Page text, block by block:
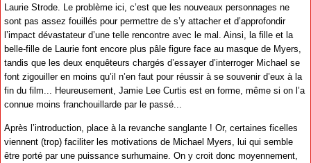
Laurie Strode. Le problème ici, c’est que les nouveaux personnages ne
sont pas assez fouillés pour permettre de s’y attacher et d’approfondir
l’impact dévastateur d’une telle rencontre avec le mal. Ainsi, la fille et la
belle-fille de Laurie font encore plus pâle figure face au masque de Myers,
tandis que les deux enquêteurs chargés d’essayer d’interroger Michael se
font zigouiller en moins qu’il n’en faut pour réussir à se souvenir d’eux à la
fin du film... Heureusement, Jamie Lee Curtis est en forme, même si on l’a
connue moins franchouillarde par le passé...
Après l’introduction, place à la revanche sanglante ! Or, certaines ficelles
viennent (trop) faciliter les motivations de Michael Myers, lui qui semble
être porté par une puissance surhumaine. On y croit donc moyennement,